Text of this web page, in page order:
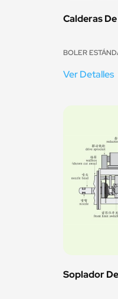
Calderas
BOLER
Ver Detalles
Soplador